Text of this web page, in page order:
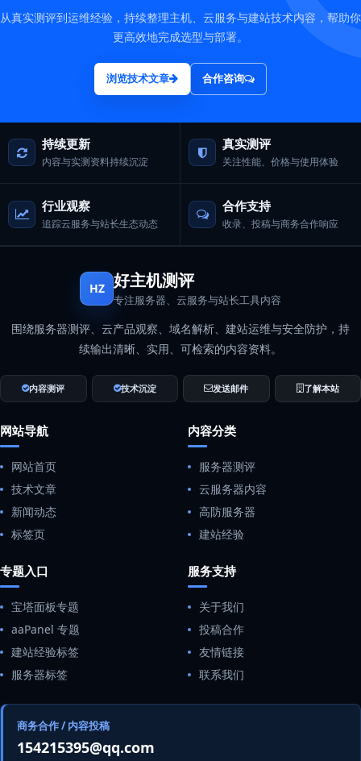
从真实测评到运维经验，持续整理主机、云服务与建站技术内容，帮助你
更高效地完成选型与部署。
浏览技术文章 合作咨询
持续更新
内容与实测资料持续沉淀
真实测评
关注性能、价格与使用体验
行业观察
追踪云服务与站长生态动态
合作支持
收录、投稿与商务合作响应
HZ 好主机测评
专注服务器、云服务与站长工具内容
围绕服务器测评、云产品观察、域名解析、建站运维与安全防护，持
续输出清晰、实用、可检索的内容资料。
内容测评 技术沉淀 发送邮件 了解本站
网站导航
网站首页
技术文章
新闻动态
标签页
内容分类
服务器测评
云服务器内容
高防服务器
建站经验
专题入口
宝塔面板专题
aaPanel 专题
建站经验标签
服务器标签
服务支持
关于我们
投稿合作
友情链接
联系我们
商务合作 / 内容投稿
154215395@qq.com